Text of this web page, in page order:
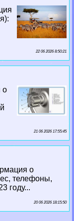
22 06 2026 8:50:21
о
21 06 2026 17:55:45
о
телефоны,
году...
20 06 2026 18:15:50